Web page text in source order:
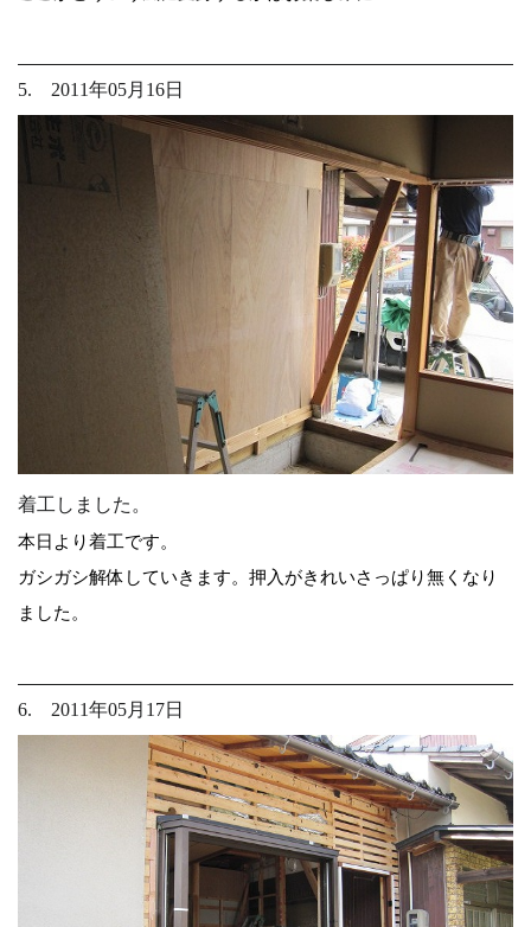
5. 2011年05月16日
着工しました。
本日より着工です。
ガシガシ解体していきます。押入がきれいさっぱり無くなり
ました。
6. 2011年05月17日